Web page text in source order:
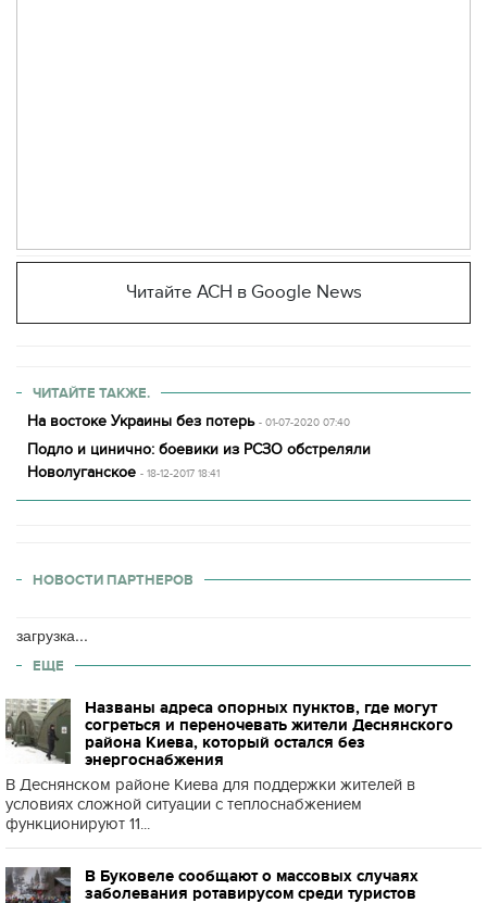
Читайте АСН в Google News
ЧИТАЙТЕ ТАКЖЕ.
На востоке Украины без потерь - 01-07-2020 07:40
Подло и цинично: боевики из РСЗО обстреляли
Новолуганское - 18-12-2017 18:41
НОВОСТИ ПАРТНЕРОВ
загрузка...
ЕЩЕ
Названы адреса опорных пунктов, где могут
согреться и переночевать жители Деснянского
района Киева, который остался без
энергоснабжения
В Деснянском районе Киева для поддержки жителей в
условиях сложной ситуации с теплоснабжением
функционируют 11...
В Буковеле сообщают о массовых случаях
заболевания ротавирусом среди туристов